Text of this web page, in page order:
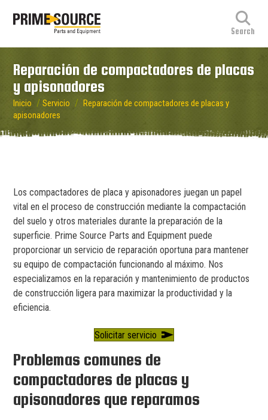
Reparación de compactadores de placas
y apisonadores
Inicio / Servicio / Reparación de compactadores de placas y
apisonadores
Los compactadores de placa y apisonadores juegan un papel
vital en el proceso de construcción mediante la compactación
del suelo y otros materiales durante la preparación de la
superficie. Prime Source Parts and Equipment puede
proporcionar un servicio de reparación oportuna para mantener
su equipo de compactación funcionando al máximo. Nos
especializamos en la reparación y mantenimiento de productos
de construcción ligera para maximizar la productividad y la
eficiencia.
Solicitar servicio
Problemas comunes de
compactadores de placas y
apisonadores que reparamos